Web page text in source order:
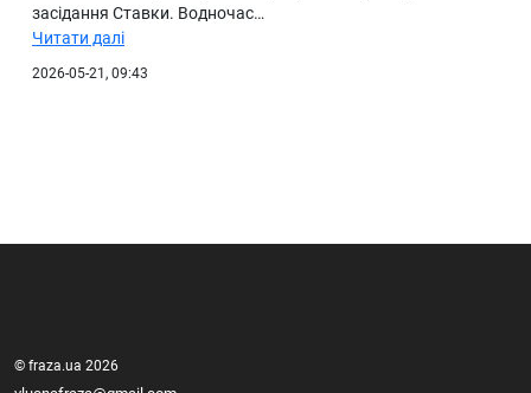
засідання Ставки. Водночас…
Читати далі
2026-05-21, 09:43
© fraza.ua 2026